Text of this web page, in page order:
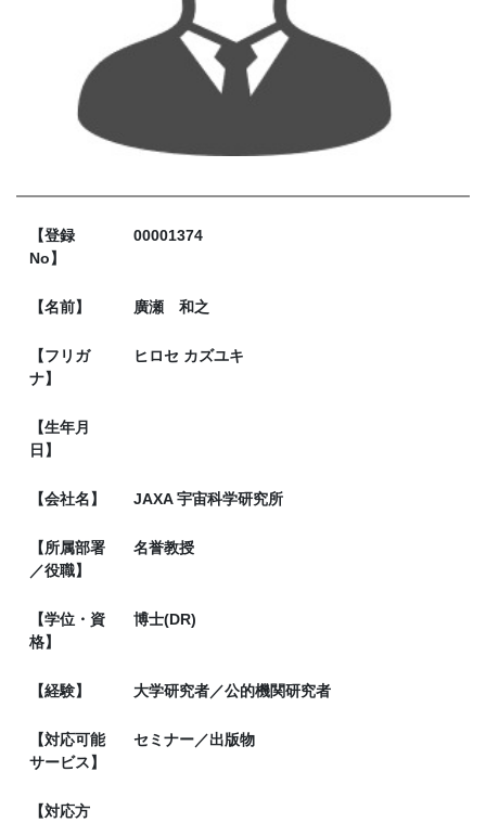
【登録
No】
00001374
【名前】 廣瀬 和之
【フリガ
ナ】
ヒロセ カズユキ
【生年月
日】
【会社名】 JAXA 宇宙科学研究所
【所属部署
／役職】
名誉教授
【学位・資
格】
博士(DR)
【経験】 大学研究者／公的機関研究者
【対応可能
サービス】
セミナー／出版物
【対応方